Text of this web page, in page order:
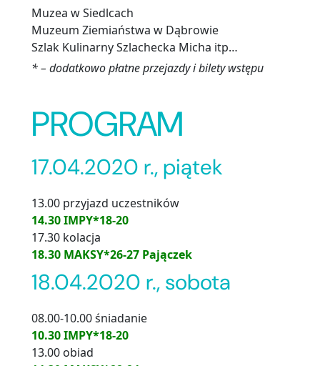
Muzea w Siedlcach
Muzeum Ziemiaństwa w Dąbrowie
Szlak Kulinarny Szlachecka Micha itp…
* – dodatkowo płatne przejazdy i bilety wstępu
PROGRAM
17.04.2020 r., piątek
13.00 przyjazd uczestników
14.30 IMPY*18-20
17.30 kolacja
18.30 MAKSY*26-27 Pajączek
18.04.2020 r., sobota
08.00-10.00 śniadanie
10.30 IMPY*18-20
13.00 obiad